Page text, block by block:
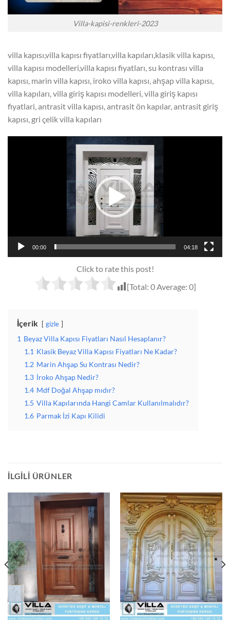
Villa-kapisi-renkleri-2023
villa kapısı,villa kapısı fiyatları,villa kapıları,klasik villa kapısı,
villa kapısı modelleri,villa kapısı fiyatları, su kontrası villa
kapısı, marin villa kapısı, iroko villa kapısı, ahşap villa kapısı,
villa kapıları, villa giriş kapısı modelleri, villa giriş kapısı
fiyatlari, antrasit villa kapısı, antrasit ön kapılar, antrasit giriş
kapısı, gri çelik villa kapıları
00:00 04:18
Click to rate this post!
[Total: 0Average: 0]
İçerik gizle
1 Beyaz Villa Kapısı Fiyatları Nasıl Hesaplanır?
1.1 Klasik Beyaz Villa Kapısı Fiyatları Ne Kadar?
1.2 Marin Ahşap Su Kontrası Nedir?
1.3 İroko Ahşap Nedir?
1.4 Mdf Doğal Ahşap mıdır?
1.5 Villa Kapılarında Hangi Camlar Kullanılmalıdır?
1.6 Parmak İzi Kapı Kilidi
İLGILI ÜRÜNLER